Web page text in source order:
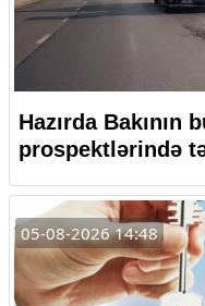
Hazırda Bakının
prospektlərində
05-08-2026 14:48